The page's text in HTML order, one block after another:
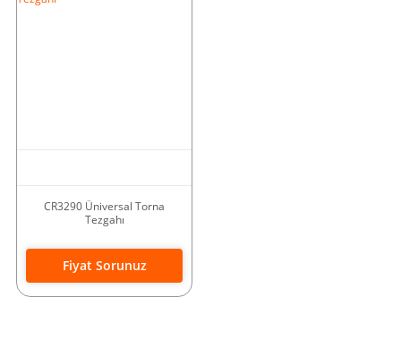
CR3290 Üniversal Torna
Tezgahı
Fiyat Sorunuz